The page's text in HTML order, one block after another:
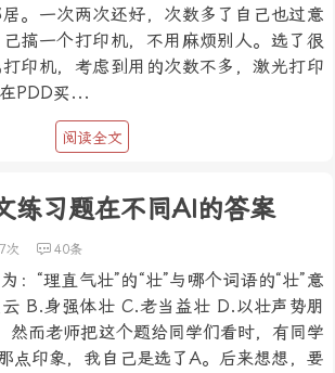
。一次两次还好，次数多了自己也过意
搞一个打印机，不用麻烦别人。选了很
印机，考虑到用的次数不多，激光打印
PDD买...
阅读全文
练习题在不同AI的答案
次 40条
：“理直气壮”的“壮”与哪个词语的“壮”意
B.身强体壮 C.老当益壮 D.以壮声势朋
然而老师把这个题给同学们看时，有同学
点印象，我自己是选了A。后来想想，要